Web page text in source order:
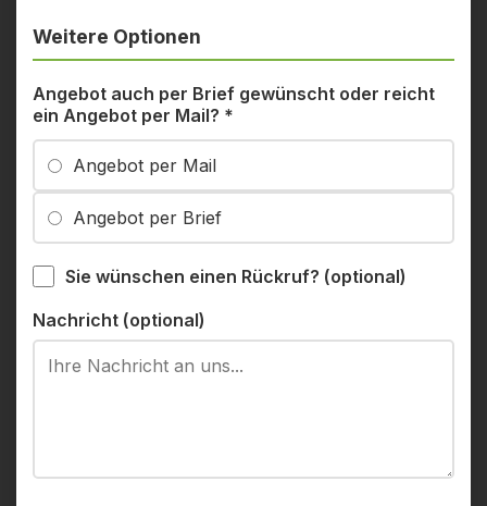
Weitere Optionen
Angebot auch per Brief gewünscht oder reicht
ein Angebot per Mail? *
Angebot per Mail
Angebot per Brief
Sie wünschen einen Rückruf? (optional)
Nachricht (optional)